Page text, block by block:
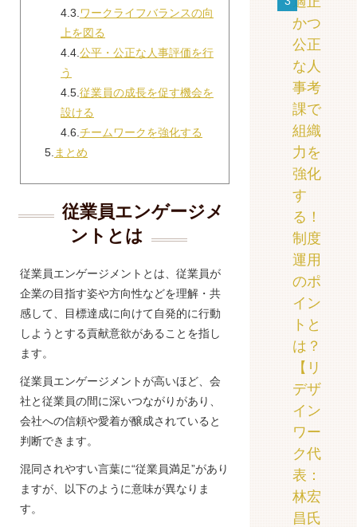
4.3. ワークライフバランスの向
上を図る
4.4. 公平・公正な人事評価を行
う
4.5. 従業員の成長を促す機会を
設ける
4.6. チームワークを強化する
5. まとめ
従業員エンゲージメ
ントとは
従業員エンゲージメントとは、従業員が
企業の目指す姿や方向性などを理解・共
感して、目標達成に向けて自発的に行動
しようとする貢献意欲があることを指し
ます。
従業員エンゲージメントが高いほど、会
社と従業員の間に深いつながりがあり、
会社への信頼や愛着が醸成されていると
判断できます。
混同されやすい言葉に“従業員満足”があり
ますが、以下のように意味が異なりま
す。
かつ
公正
な人
事考
課で
組織
力を
強化
す
る！
制度
運用
のポ
イン
トと
は？
【リ
デザ
イン
ワー
ク代
表：
林宏
昌氏